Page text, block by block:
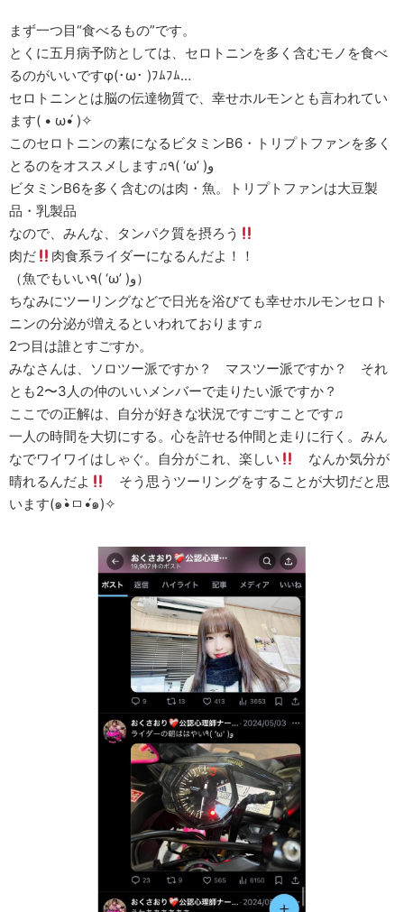
まず一つ目“食べるもの”です。
とくに五月病予防としては、セロトニンを多く含むモノを食べ
るのがいいですφ(･ω･ )ﾌﾑﾌﾑ…
セロトニンとは脳の伝達物質で、幸せホルモンとも言われてい
ます( • ω•́ )✧
このセロトニンの素になるビタミンB6・トリプトファンを多く
とるのをオススメします♫٩( ‘ω’ )و
ビタミンB6を多く含むのは肉・魚。トリプトファンは大豆製
品・乳製品
なので、みんな、タンパク質を摂ろう
肉だ
肉食系ライダーになるんだよ！！
（魚でもいい٩( ‘ω’ )و）
ちなみにツーリングなどで日光を浴びても幸せホルモンセロト
ニンの分泌が増えるといわれております♫
2つ目は誰とすごすか。
みなさんは、ソロツー派ですか？ マスツー派ですか？ それ
とも2〜3人の仲のいいメンバーで走りたい派ですか？
ここでの正解は、自分が好きな状況ですごすことです♫
一人の時間を大切にする。心を許せる仲間と走りに行く。みん
なでワイワイはしゃぐ。自分がこれ、楽しい
なんか気分が
晴れるんだよ
そう思うツーリングをすることが大切だと思
います(๑•̀ㅁ•́๑)✧